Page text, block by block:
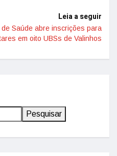
Leia a seguir
Saúde abre inscrições para
em oito UBSs de Valinhos
Pesquisar